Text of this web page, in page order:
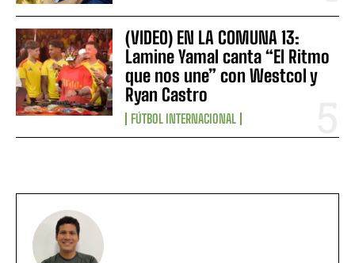
(VIDEO) EN LA COMUNA 13:
Lamine Yamal canta “El Ritmo
que nos une” con Westcol y
Ryan Castro
FÚTBOL INTERNACIONAL